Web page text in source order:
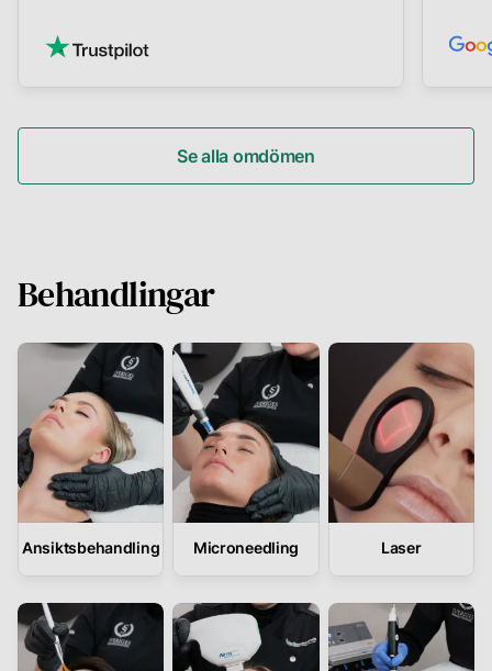
Se alla omdömen
Behandlingar
Ansiktsbehandling Microneedling Laser